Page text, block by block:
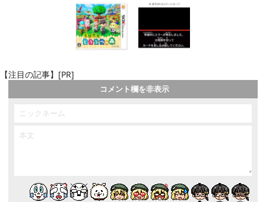
【注目の記事】[PR]
コメント欄を非表示